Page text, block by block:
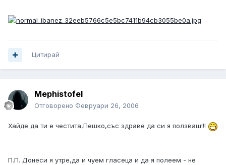
Цитирай
Mephistofel
Отговорено Февруари 26, 2006
Хайде да ти е честита,Пешко,със здраве да си я ползваш!!!
П.П. Донеси я утре,да и чуем гласеца и да я полеем - не